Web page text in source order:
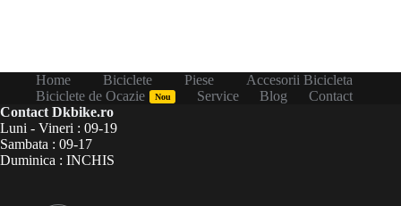
Home Biciclete Piese
Accesorii Bicicleta
Biciclete de Ocazie
Nou Service Blog
Contact
Contact Dkbike.ro
Luni - Vineri : 09-19
Sambata : 09-17
Duminica : INCHIS